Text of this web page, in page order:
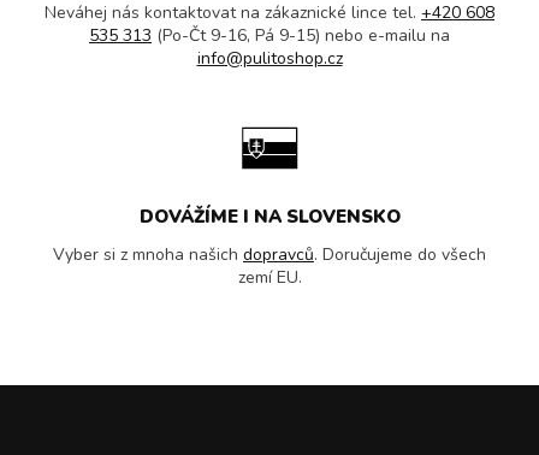
Neváhej nás kontaktovat na zákaznické lince tel. +420 608
535 313 (Po-Čt 9-16, Pá 9-15) nebo e-mailu na
info@pulitoshop.cz
DOVÁŽÍME I NA SLOVENSKO
Vyber si z mnoha našich dopravců. Doručujeme do všech
zemí EU.